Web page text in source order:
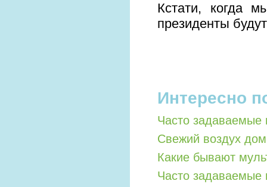
Кстати, когда
президенты
Интересно
Часто задаваемые
Свежий воздух
Какие бывают
Часто задаваемые